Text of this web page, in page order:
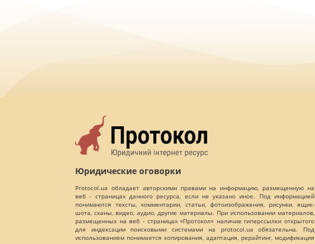
Юридические оговорки
Protocol.ua обладает авторскими правами на информацию, размещенную на
веб - страницах данного ресурса, если не указано иное. Под информацией
понимаются тексты, комментарии, статьи, фотоизображения, рисунки, ящик-
шота, сканы, видео, аудио, другие материалы. При использовании материалов,
размещенных на веб - страницах «Протокол» наличие гиперссылки открытого
для индексации поисковыми системами на protocol.ua обязательна. Под
использованием понимается копирования, адаптация, рерайтинг, модификация